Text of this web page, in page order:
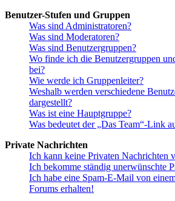
Benutzer-Stufen und Gruppen
Was sind Administratoren?
Was sind Moderatoren?
Was sind Benutzergruppen?
Wo finde ich die Benutzergruppen
bei?
Wie werde ich Gruppenleiter?
Weshalb werden verschiedene
dargestellt?
Was ist eine Hauptgruppe?
Was bedeutet der „Das Team“-Link
Private Nachrichten
Ich kann keine Privaten Nachrichten
Ich bekomme ständig unerwünschte
Ich habe eine Spam-E-Mail von
Forums erhalten!